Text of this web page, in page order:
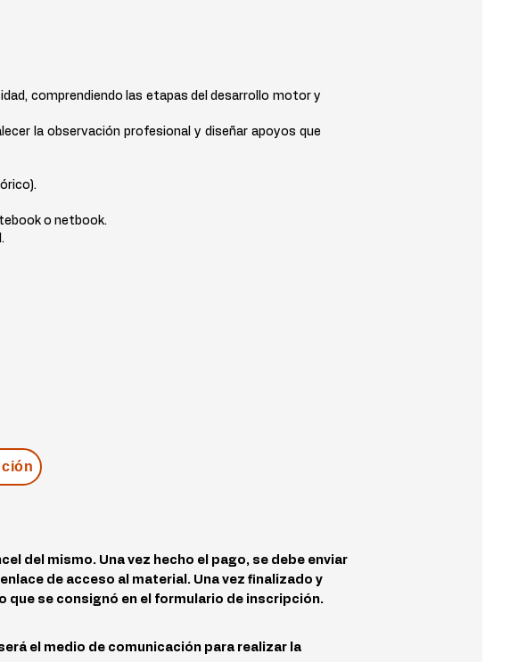
comprendiendo las etapas del desarrollo motor y
la observación profesional y diseñar apoyos que
o netbook.
del mismo. Una vez hecho el pago, se debe enviar
de acceso al material. Una vez finalizado y
que se consignó en el formulario de inscripción.
el medio de comunicación para realizar la